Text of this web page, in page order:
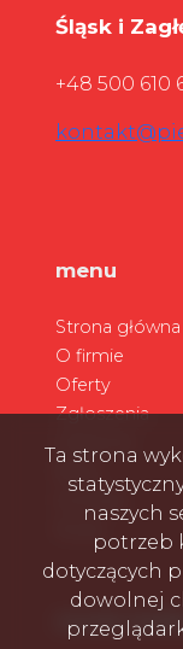
Śląsk i
+48 500 610
menu
Strona główna
O firmie
Oferty
Zgłoszenia
Kontakt
social
Ta strona
naszych
potrzeb
dotyczących
dowolnej